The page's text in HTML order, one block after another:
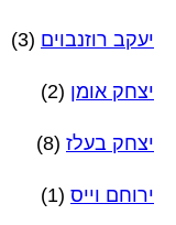
יעקב רוזנבוים (3)
יצחק אומן (2)
יצחק בעלז (8)
ירוחם וייס (1)